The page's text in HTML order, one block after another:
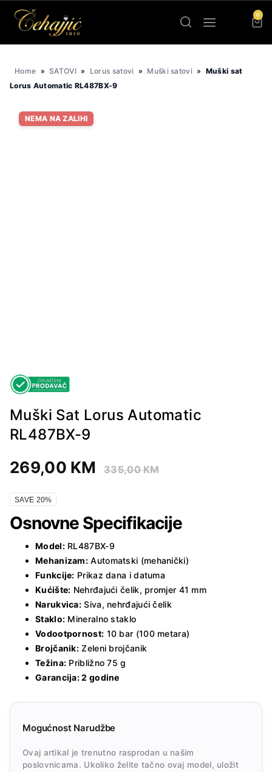
0
Home » SATOVI » Lorus satovi » Muški satovi » Muški sat
Lorus Automatic RL487BX-9
NEMA NA ZALIHI
Muški Sat Lorus Automatic
RL487BX-9
269,00 KM 335,00KM
SAVE 20%
Osnovne Specifikacije
Model:RL487BX-9
Mehanizam: Automatski (mehanički)
Funkcije: Prikaz dana i datuma
Kućište: Nehrđajući čelik, promjer 41 mm
Narukvica: Siva, nehrđajući čelik
Staklo: Mineralno staklo
Vodootpornost: 10 bar (100 metara)
Brojčanik: Zeleni brojčanik
Težina: Približno 75 g
Garancija: 2 godine
Mogućnost Narudžbe
Ovaj artikal je trenutno rasprodan u našim
poslovnicama. Ukoliko želite tačno ovaj model, uložit